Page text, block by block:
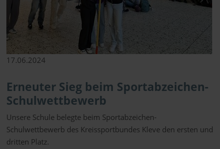
17.06.2024
Erneuter Sieg beim Sportabzeichen-
Schulwettbewerb
Unsere Schule belegte beim Sportabzeichen-
Schulwettbewerb des Kreissportbundes Kleve den ersten und
dritten Platz.